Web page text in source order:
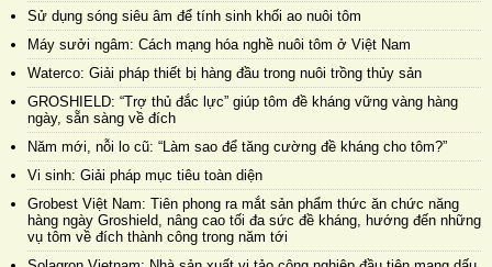
Sử dụng sóng siêu âm để tính sinh khối ao nuôi tôm
Máy sưởi ngâm: Cách mạng hóa nghề nuôi tôm ở Việt Nam
Waterco: Giải pháp thiết bị hàng đầu trong nuôi trồng thủy sản
GROSHIELD: “Trợ thủ đắc lực” giúp tôm đề kháng vững vàng hàng
ngày, sẵn sàng về đích
Năm mới, nỗi lo cũ: “Làm sao để tăng cường đề kháng cho tôm?”
Vi sinh: Giải pháp mục tiêu toàn diện
Grobest Việt Nam: Tiên phong ra mắt sản phẩm thức ăn chức năng
hàng ngày Groshield, nâng cao tối đa sức đề kháng, hướng đến những
vụ tôm về đích thành công trong năm tới